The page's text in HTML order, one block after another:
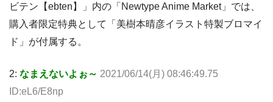
ビテン【ebten】」内の「Newtype Anime Market」では、
購入者限定特典として「美樹本晴彦イラスト特製ブロマイ
ド」が付属する。
2: なまえないよぉ～ 2021/06/14(月) 08:46:49.75
ID:eL6/E8np